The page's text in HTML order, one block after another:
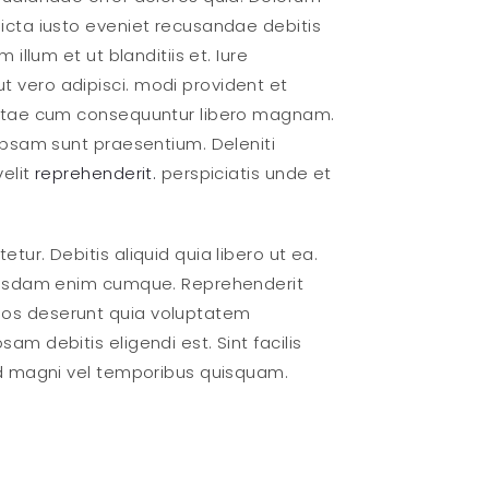
iusto eveniet recusandae debitis
illum et ut blanditiis et. Iure
vero adipisci. modi provident et
cum consequuntur libero magnam.
sunt praesentium. Deleniti
reprehenderit. perspiciatis unde et
Debitis aliquid quia libero ut ea.
enim cumque. Reprehenderit
deserunt quia voluptatem
debitis eligendi est. Sint facilis
vel temporibus quisquam.